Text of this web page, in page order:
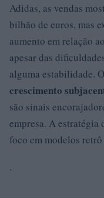
Adidas, as vendas
bilhão de euros, mas
aumento em relação
apesar das
alguma estabilidade.
crescimento
são sinais
empresa. A estratégia
foco em modelos
.